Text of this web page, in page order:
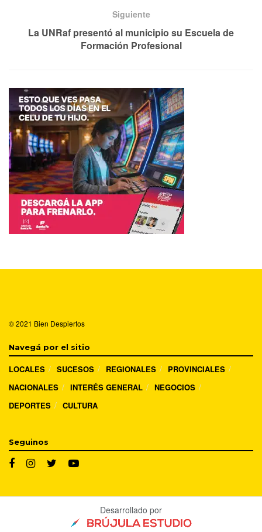
Siguiente
La UNRaf presentó al municipio su Escuela de
Formación Profesional
© 2021 Bien Despiertos
Navegá por el sitio
LOCALES SUCESOS REGIONALES
PROVINCIALES
NACIONALES
INTERÉS GENERAL
NEGOCIOS
DEPORTES
CULTURA
Seguinos
Desarrollado por